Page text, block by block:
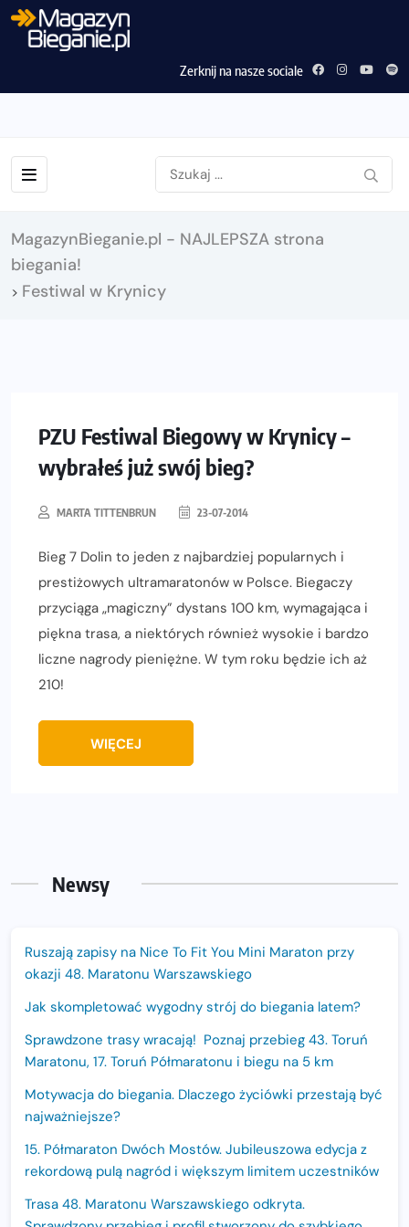
Zerknij na nasze sociale
MagazynBieganie.pl - NAJLEPSZA strona
biegania!
> Festiwal w Krynicy
PZU Festiwal Biegowy w Krynicy –
wybrałeś już swój bieg?
MARTA TITTENBRUN 23-07-2014
Bieg 7 Dolin to jeden z najbardziej popularnych i
prestiżowych ultramaratonów w Polsce. Biegaczy
przyciąga „magiczny” dystans 100 km, wymagająca i
piękna trasa, a niektórych również wysokie i bardzo
liczne nagrody pieniężne. W tym roku będzie ich aż
210!
WIĘCEJ
Newsy
Ruszają zapisy na Nice To Fit You Mini Maraton przy
okazji 48. Maratonu Warszawskiego
Jak skompletować wygodny strój do biegania latem?
Sprawdzone trasy wracają! Poznaj przebieg 43. Toruń
Maratonu, 17. Toruń Półmaratonu i biegu na 5 km
Motywacja do biegania. Dlaczego życiówki przestają być
najważniejsze?
15. Półmaraton Dwóch Mostów. Jubileuszowa edycja z
rekordową pulą nagród i większym limitem uczestników
Trasa 48. Maratonu Warszawskiego odkryta.